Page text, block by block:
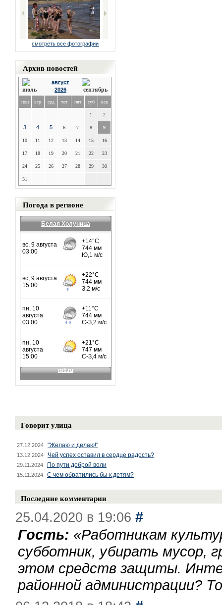
смотреть все фотографии
Архив новостей
август
2026
пон втр срд чет пят суб вск
1 2
3 4 5 6 7 8 9
10 11 12 13 14 15 16
17 18 19 20 21 22 23
24 25 26 27 28 29 30
31
Погода в регионе
Белая Холуница
Говорит улица
27.12.2024 "Желаю и делаю!"
13.12.2024 Чей успех оставил в сердце радость?
29.11.2024 По пути доброй воли
15.11.2024 С чем обратились бы к детям?
Последние комментарии
25.04.2020 в 19:06 #
Гость: «Работникам
субботник, убирать мусор,
этом средств защиты.
районной администрации?